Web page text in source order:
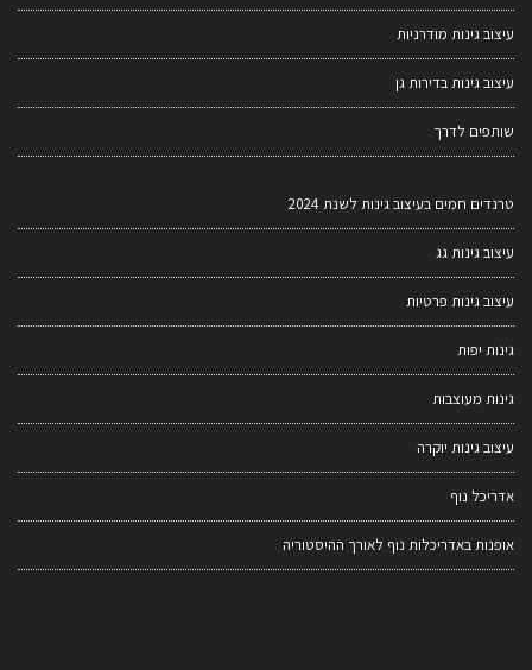
עיצוב גינות מודרניות
עיצוב גינות בדירות גן
שותפים לדרך
טרנדים חמים בעיצוב גינות לשנת 2024
עיצוב גינות גג
עיצוב גינות פרטיות
גינות יפות
גינות מעוצבות
עיצוב גינות יוקרה
אדריכל נוף
אופנות באדריכלות נוף לאורך ההיסטוריה